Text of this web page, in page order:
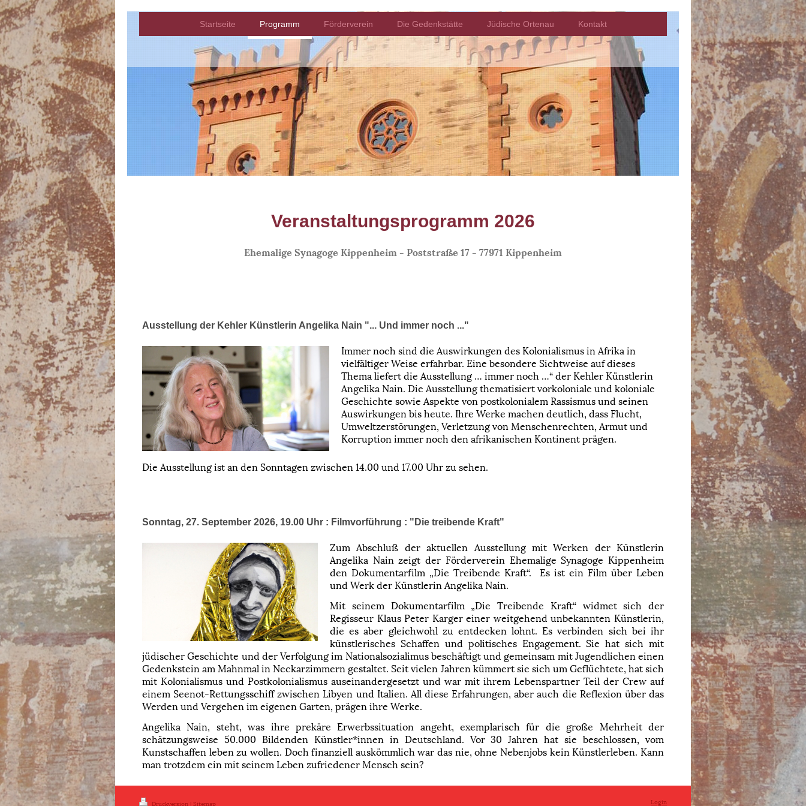
Startseite Programm Förderverein Die Gedenkstätte Jüdische Ortenau Kontakt
Veranstaltungsprogramm 2026
Ehemalige Synagoge Kippenheim - Poststraße 17 - 77971 Kippenheim
Ausstellung der Kehler Künstlerin Angelika Nain "... Und immer noch ..."
Immer noch sind die Auswirkungen des Kolonialismus in Afrika in
vielfältiger Weise erfahrbar. Eine besondere Sichtweise auf dieses
Thema liefert die Ausstellung … immer noch …“ der Kehler Künstlerin
Angelika Nain. Die Ausstellung thematisiert vorkoloniale und koloniale
Geschichte sowie Aspekte von postkolonialem Rassismus und seinen
Auswirkungen bis heute. Ihre Werke machen deutlich, dass Flucht,
Umweltzerstörungen, Verletzung von Menschenrechten, Armut und
Korruption immer noch den afrikanischen Kontinent prägen.
Die Ausstellung ist an den Sonntagen zwischen 14.00 und 17.00 Uhr zu sehen.
Sonntag, 27. September 2026, 19.00 Uhr : Filmvorführung : "Die treibende Kraft"
Zum Abschluß der aktuellen Ausstellung mit Werken der Künstlerin
Angelika Nain zeigt der Förderverein Ehemalige Synagoge Kippenheim
den Dokumentarfilm „Die Treibende Kraft“. Es ist ein Film über Leben
und Werk der Künstlerin Angelika Nain.
Mit seinem Dokumentarfilm „Die Treibende Kraft“ widmet sich der
Regisseur Klaus Peter Karger einer weitgehend unbekannten Künstlerin,
die es aber gleichwohl zu entdecken lohnt. Es verbinden sich bei ihr
künstlerisches Schaffen und politisches Engagement. Sie hat sich mit
jüdischer Geschichte und der Verfolgung im Nationalsozialimus beschäftigt und gemeinsam mit Jugendlichen einen
Gedenkstein am Mahnmal in Neckarzimmern gestaltet. Seit vielen Jahren kümmert sie sich um Geflüchtete, hat sich
mit Kolonialismus und Postkolonialismus auseinandergesetzt und war mit ihrem Lebenspartner Teil der Crew auf
einem Seenot-Rettungsschiff zwischen Libyen und Italien. All diese Erfahrungen, aber auch die Reflexion über das
Werden und Vergehen im eigenen Garten, prägen ihre Werke.
Angelika Nain, steht, was ihre prekäre Erwerbssituation angeht, exemplarisch für die große Mehrheit der
schätzungsweise 50.000 Bildenden Künstler*innen in Deutschland. Vor 30 Jahren hat sie beschlossen, vom
Kunstschaffen leben zu wollen. Doch finanziell auskömmlich war das nie, ohne Nebenjobs kein Künstlerleben. Kann
man trotzdem ein mit seinem Leben zufriedener Mensch sein?
Druckversion | Sitemap Login